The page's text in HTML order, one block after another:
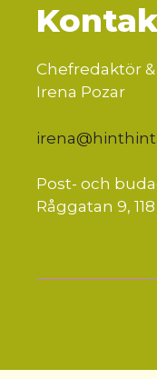
Chefredaktör
Irena Pozar
Post- och
Råggatan 9,